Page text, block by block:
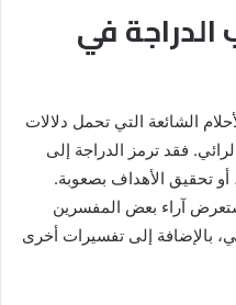
في
الشائعة التي تحمل دلالات
فقد ترمز الدراجة إلى
تحقيق الأهداف بصعوبة.
آراء بعض المفسرين
بالإضافة إلى تفسيرات أخرى